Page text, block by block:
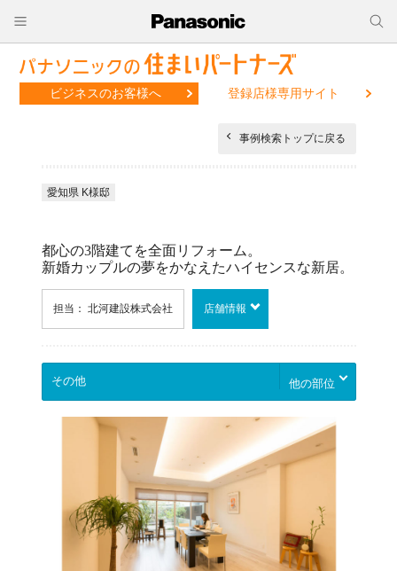
ビジネスのお客様へ 登録店様専用サイト
事例検索トップに戻る
愛知県 K様邸
都心の3階建てを全面リフォーム。
新婚カップルの夢をかなえたハイセンスな新居。
担当： 北河建設株式会社 店舗情報
他の部位